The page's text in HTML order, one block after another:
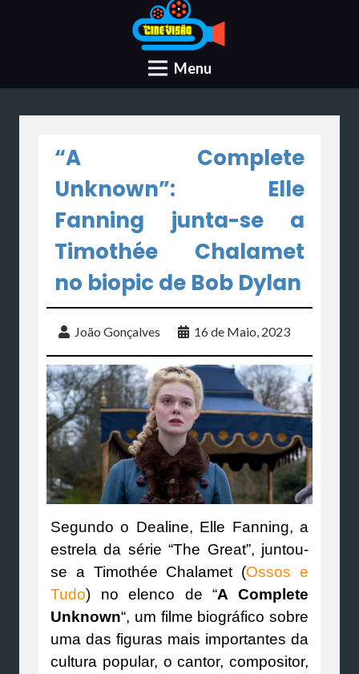
Menu
“A Complete
Unknown”: Elle
Fanning junta-se a
Timothée Chalamet
no biopic de Bob Dylan
João Gonçalves 16 de Maio, 2023
Segundo o Dealine, Elle Fanning, a
estrela da série “The Great”, juntou-
se a Timothée Chalamet (Ossos e
Tudo) no elenco de “A Complete
Unknown“, um filme biográfico sobre
uma das figuras mais importantes da
cultura popular, o cantor, compositor,